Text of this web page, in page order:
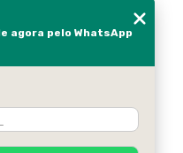
agora pelo WhatsApp